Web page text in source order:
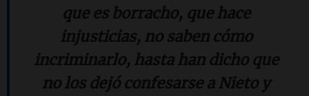
que es borracho, que hace
injusticias, no saben cómo
incriminarlo, hasta han dicho que
no los dejó confesarse a Nieto y